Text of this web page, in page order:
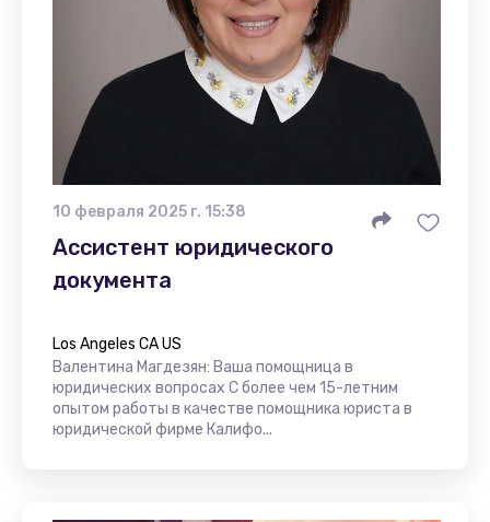
10 февраля 2025 г. 15:38
Ассистент юридического
документа
Los Angeles CA US
Валентина Магдезян: Ваша помощница в
юридических вопросах С более чем 15-летним
опытом работы в качестве помощника юриста в
юридической фирме Калифо...